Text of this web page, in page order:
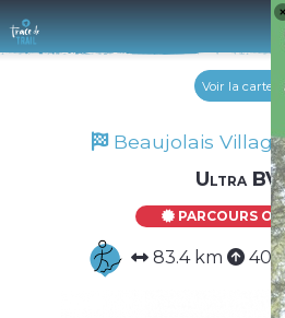
Voir la carte
Beaujolais
Ultra
PARCOURS
83.4 km